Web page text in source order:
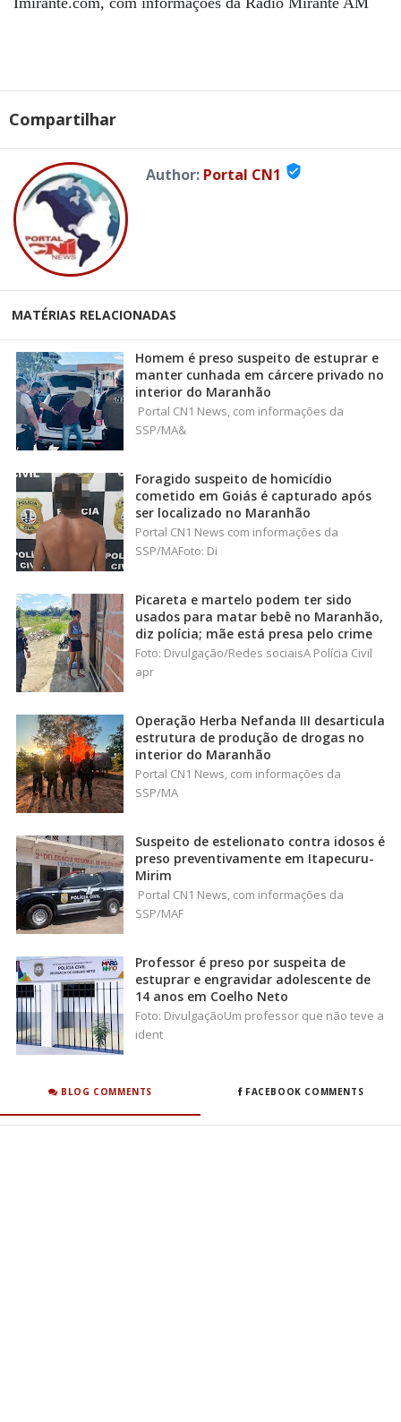
Compartilhar
Author: Portal CN1 verified_user
MATÉRIAS RELACIONADAS
Homem é preso suspeito de estuprar e
manter cunhada em cárcere privado no
interior do Maranhão
Portal CN1 News, com informações da
SSP/MA&
Foragido suspeito de homicídio
cometido em Goiás é capturado após
ser localizado no Maranhão
Portal CN1 News com informações da
SSP/MAFoto: Di
Picareta e martelo podem ter sido
usados para matar bebê no Maranhão,
diz polícia; mãe está presa pelo crime
Foto: Divulgação/Redes sociaisA Polícia Civil
apr
Operação Herba Nefanda III desarticula
estrutura de produção de drogas no
interior do Maranhão
Portal CN1 News, com informações da
SSP/MA
Suspeito de estelionato contra idosos é
preso preventivamente em Itapecuru-
Mirim
Portal CN1 News, com informações da
SSP/MAF
Professor é preso por suspeita de
estuprar e engravidar adolescente de
14 anos em Coelho Neto
Foto: DivulgaçãoUm professor que não teve a
ident
BLOG COMMENTS FACEBOOK COMMENTS